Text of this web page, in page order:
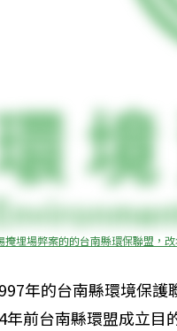
掩埋場弊案的的台南縣環保聯盟，
年的台南縣環境保
年前台南縣環盟成立目